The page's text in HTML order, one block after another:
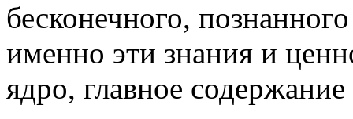
бесконечного,
именно эти знания и
ядро, главное